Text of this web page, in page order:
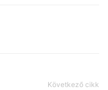
Következő cikk